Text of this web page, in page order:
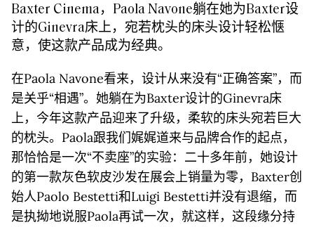
Baxter Cinema，Paola Navone躺在她为Baxter设
计的Ginevra床上，宛若枕头的床头设计轻松惬
意，使这款产品成为经典。
在Paola Navone看来，设计从来没有“正确答案”，而
是关乎“相遇”。她躺在为Baxter设计的Ginevra床
上，今年这款产品迎来了升级，柔软的床头宛若巨大
的枕头。Paola跟我们娓娓道来与品牌合作的起点，
那恰恰是一次“不卖座”的实验：二十多年前，她设计
的第一款灰色软皮沙发在展会上销量为零，Baxter创
始人Paolo Bestetti和Luigi Bestetti并没有退缩，而
是执拗地说服Paola再试一次，就这样，这段缘分持